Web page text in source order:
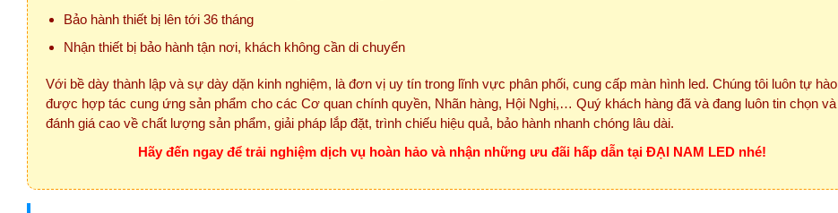
Bảo hành thiết bị lên tới 36 tháng
Nhận thiết bị bảo hành tận nơi, khách không cần di chuyển
Với bề dày thành lập và sự dày dặn kinh nghiệm, là đơn vị uy tín trong lĩnh vực phân phối, cung cấp màn hình led. Chúng tôi luôn tự hào
được hợp tác cung ứng sản phẩm cho các Cơ quan chính quyền, Nhãn hàng, Hội Nghị,… Quý khách hàng đã và đang luôn tin chọn và
đánh giá cao về chất lượng sản phẩm, giải pháp lắp đặt, trình chiếu hiệu quả, bảo hành nhanh chóng lâu dài.
Hãy đến ngay để trải nghiệm dịch vụ hoàn hảo và nhận những ưu đãi hấp dẫn tại ĐẠI NAM LED nhé!